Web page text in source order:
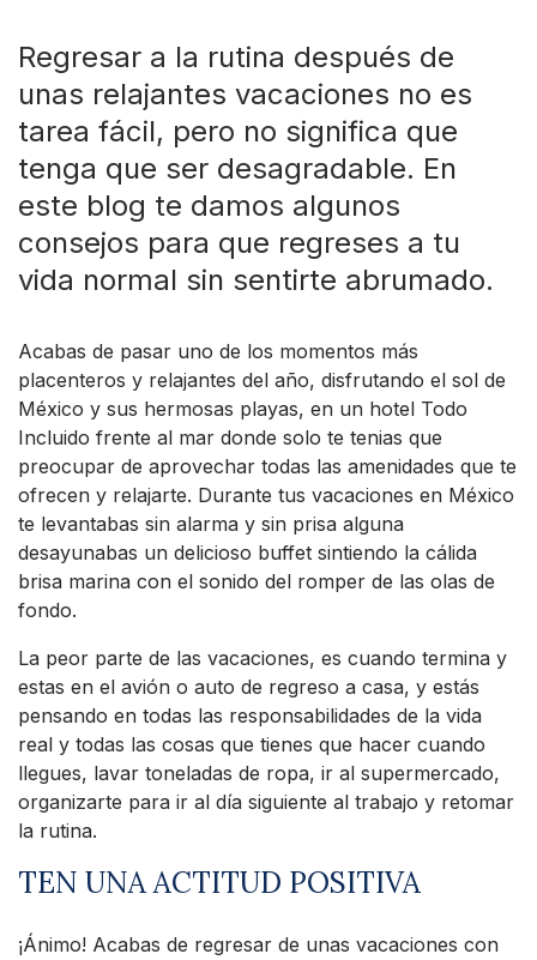
Regresar a la rutina después de
unas relajantes vacaciones no es
tarea fácil, pero no significa que
tenga que ser desagradable. En
este blog te damos algunos
consejos para que regreses a tu
vida normal sin sentirte abrumado.
Acabas de pasar uno de los momentos más
placenteros y relajantes del año, disfrutando el sol de
México y sus hermosas playas, en un hotel Todo
Incluido frente al mar donde solo te tenias que
preocupar de aprovechar todas las amenidades que te
ofrecen y relajarte. Durante tus vacaciones en México
te levantabas sin alarma y sin prisa alguna
desayunabas un delicioso buffet sintiendo la cálida
brisa marina con el sonido del romper de las olas de
fondo.
La peor parte de las vacaciones, es cuando termina y
estas en el avión o auto de regreso a casa, y estás
pensando en todas las responsabilidades de la vida
real y todas las cosas que tienes que hacer cuando
llegues, lavar toneladas de ropa, ir al supermercado,
organizarte para ir al día siguiente al trabajo y retomar
la rutina.
TEN UNA ACTITUD POSITIVA
¡Ánimo! Acabas de regresar de unas vacaciones con